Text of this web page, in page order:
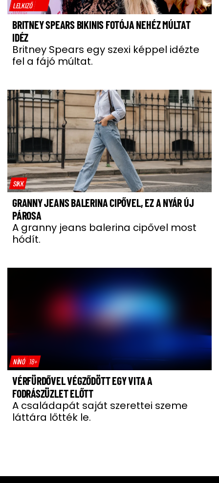
LELKIZŐ
BRITNEY SPEARS BIKINIS FOTÓJA NEHÉZ MÚLTAT
IDÉZ
Britney Spears egy szexi képpel idézte
fel a fájó múltat.
SIKK
GRANNY JEANS BALERINA CIPŐVEL, EZ A NYÁR ÚJ
PÁROSA
A granny jeans balerina cipővel most
hódít.
NÍNÓ 18+
VÉRFÜRDŐVEL VÉGZŐDÖTT EGY VITA A
FODRÁSZÜZLET ELŐTT
A családapát saját szerettei szeme
láttára lőtték le.